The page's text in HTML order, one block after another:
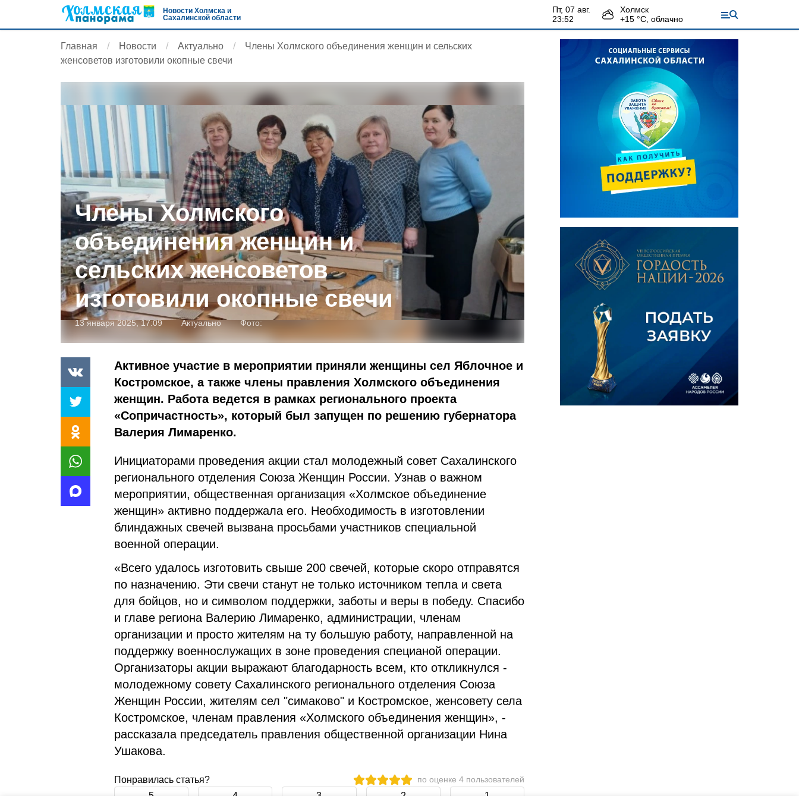
Новости Холмска и
Сахалинской области
пт, 07 авг.
23:52
Холмск
+15 °С, облачно
Главная Новости Актуально
Члены Холмского объединения женщин и сельских
женсоветов изготовили окопные свечи
Члены Холмского
объединения женщин и
сельских женсоветов
изготовили окопные свечи
13 января 2025, 17:09 Актуально Фото:
Активное участие в мероприятии приняли женщины сел Яблочное и
Костромское, а также члены правления Холмского объединения
женщин. Работа ведется в рамках регионального проекта
«Сопричастность», который был запущен по решению губернатора
Валерия Лимаренко.
Инициаторами проведения акции стал молодежный совет Сахалинского
регионального отделения Союза Женщин России. Узнав о важном
мероприятии, общественная организация «Холмское объединение
женщин» активно поддержала его. Необходимость в изготовлении
блиндажных свечей вызвана просьбами участников специальной
военной операции.
«Всего удалось изготовить свыше 200 свечей, которые скоро отправятся
по назначению. Эти свечи станут не только источником тепла и света
для бойцов, но и символом поддержки, заботы и веры в победу. Спасибо
и главе региона Валерию Лимаренко, администрации, членам
организации и просто жителям на ту большую работу, направленной на
поддержку военнослужащих в зоне проведения специаной операции.
Организаторы акции выражают благодарность всем, кто откликнулся -
молодежному совету Сахалинского регионального отделения Союза
Женщин России, жителям сел "симаково" и Костромское, женсовету села
Костромское, членам правления «Холмского объединения женщин», -
рассказала председатель правления общественной организации Нина
Ушакова.
Понравилась статья? по оценке 4 пользователей
5 4 3 2 1